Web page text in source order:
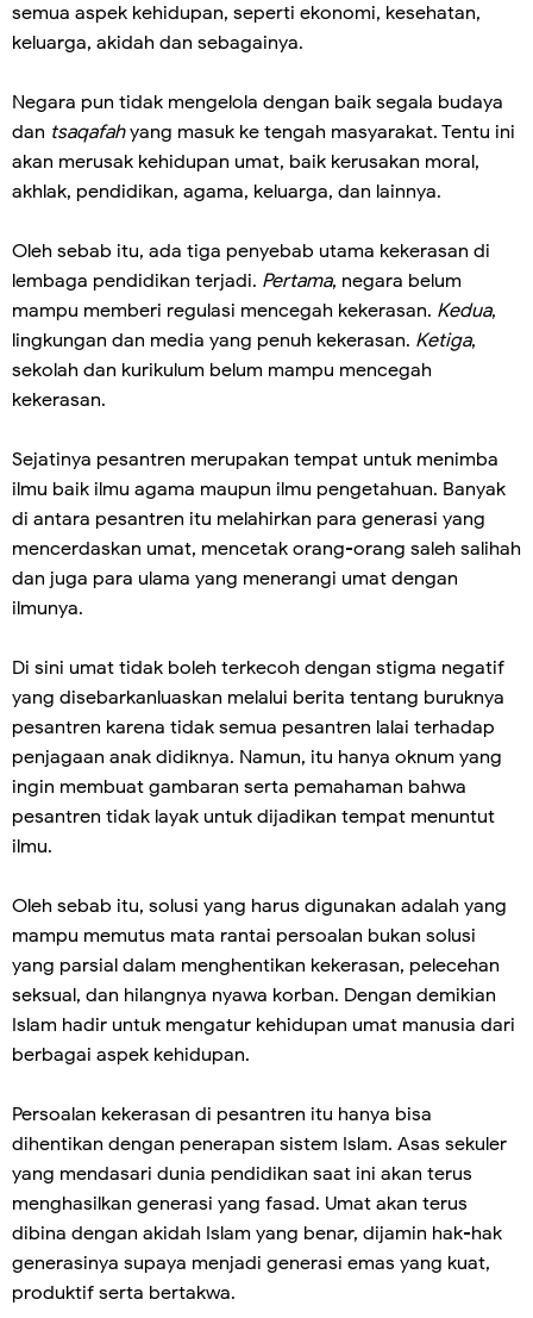
semua aspek kehidupan, seperti ekonomi, kesehatan,
keluarga, akidah dan sebagainya.
Negara pun tidak mengelola dengan baik segala budaya
dan tsaqafahyang masuk ke tengah masyarakat. Tentu ini
akan merusak kehidupan umat, baik kerusakan moral,
akhlak, pendidikan, agama, keluarga, dan lainnya.
Oleh sebab itu, ada tiga penyebab utama kekerasan di
lembaga pendidikan terjadi. Pertama, negara belum
mampu memberi regulasi mencegah kekerasan. Kedua,
lingkungan dan media yang penuh kekerasan. Ketiga,
sekolah dan kurikulum belum mampu mencegah
kekerasan.
Sejatinya pesantren merupakan tempat untuk menimba
ilmu baik ilmu agama maupun ilmu pengetahuan. Banyak
di antara pesantren itu melahirkan para generasi yang
mencerdaskan umat, mencetak orang-orang saleh salihah
dan juga para ulama yang menerangi umat dengan
ilmunya.
Di sini umat tidak boleh terkecoh dengan stigma negatif
yang disebarkanluaskan melalui berita tentang buruknya
pesantren karena tidak semua pesantren lalai terhadap
penjagaan anak didiknya. Namun, itu hanya oknum yang
ingin membuat gambaran serta pemahaman bahwa
pesantren tidak layak untuk dijadikan tempat menuntut
ilmu.
Oleh sebab itu, solusi yang harus digunakan adalah yang
mampu memutus mata rantai persoalan bukan solusi
yang parsial dalam menghentikan kekerasan, pelecehan
seksual, dan hilangnya nyawa korban. Dengan demikian
Islam hadir untuk mengatur kehidupan umat manusia dari
berbagai aspek kehidupan.
Persoalan kekerasan di pesantren itu hanya bisa
dihentikan dengan penerapan sistem Islam. Asas sekuler
yang mendasari dunia pendidikan saat ini akan terus
menghasilkan generasi yang fasad. Umat akan terus
dibina dengan akidah Islam yang benar, dijamin hak-hak
generasinya supaya menjadi generasi emas yang kuat,
produktif serta bertakwa.